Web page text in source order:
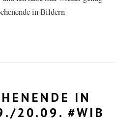
in Bildern
IN
20.09. #WIB